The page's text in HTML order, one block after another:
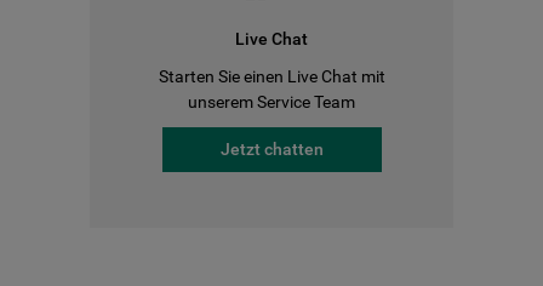
Live Chat
Starten Sie einen Live Chat mit
unserem Service Team
Jetzt chatten